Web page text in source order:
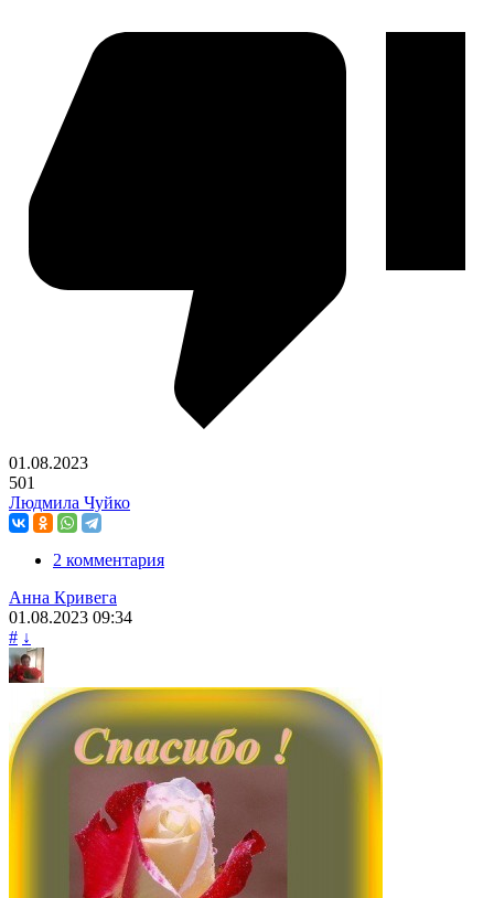
01.08.2023
501
Людмила Чуйко
2 комментария
Анна Кривега
01.08.2023 09:34
# ↓